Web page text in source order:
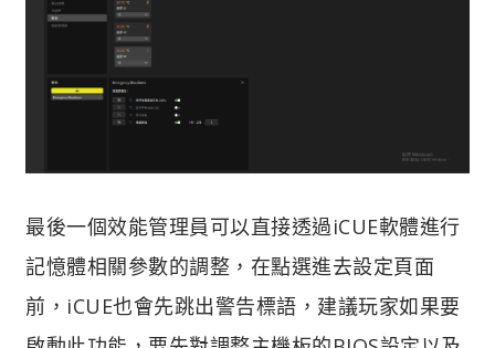
最後一個效能管理員可以直接透過iCUE軟體進行
記憶體相關參數的調整，在點選進去設定頁面
前，iCUE也會先跳出警告標語，建議玩家如果要